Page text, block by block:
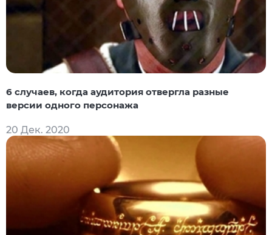
6 случаев, когда аудитория отвергла разные
версии одного персонажа
20 Дек. 2020